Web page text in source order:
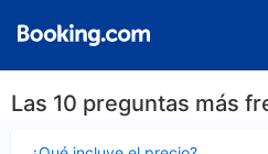
Las 10 preguntas más